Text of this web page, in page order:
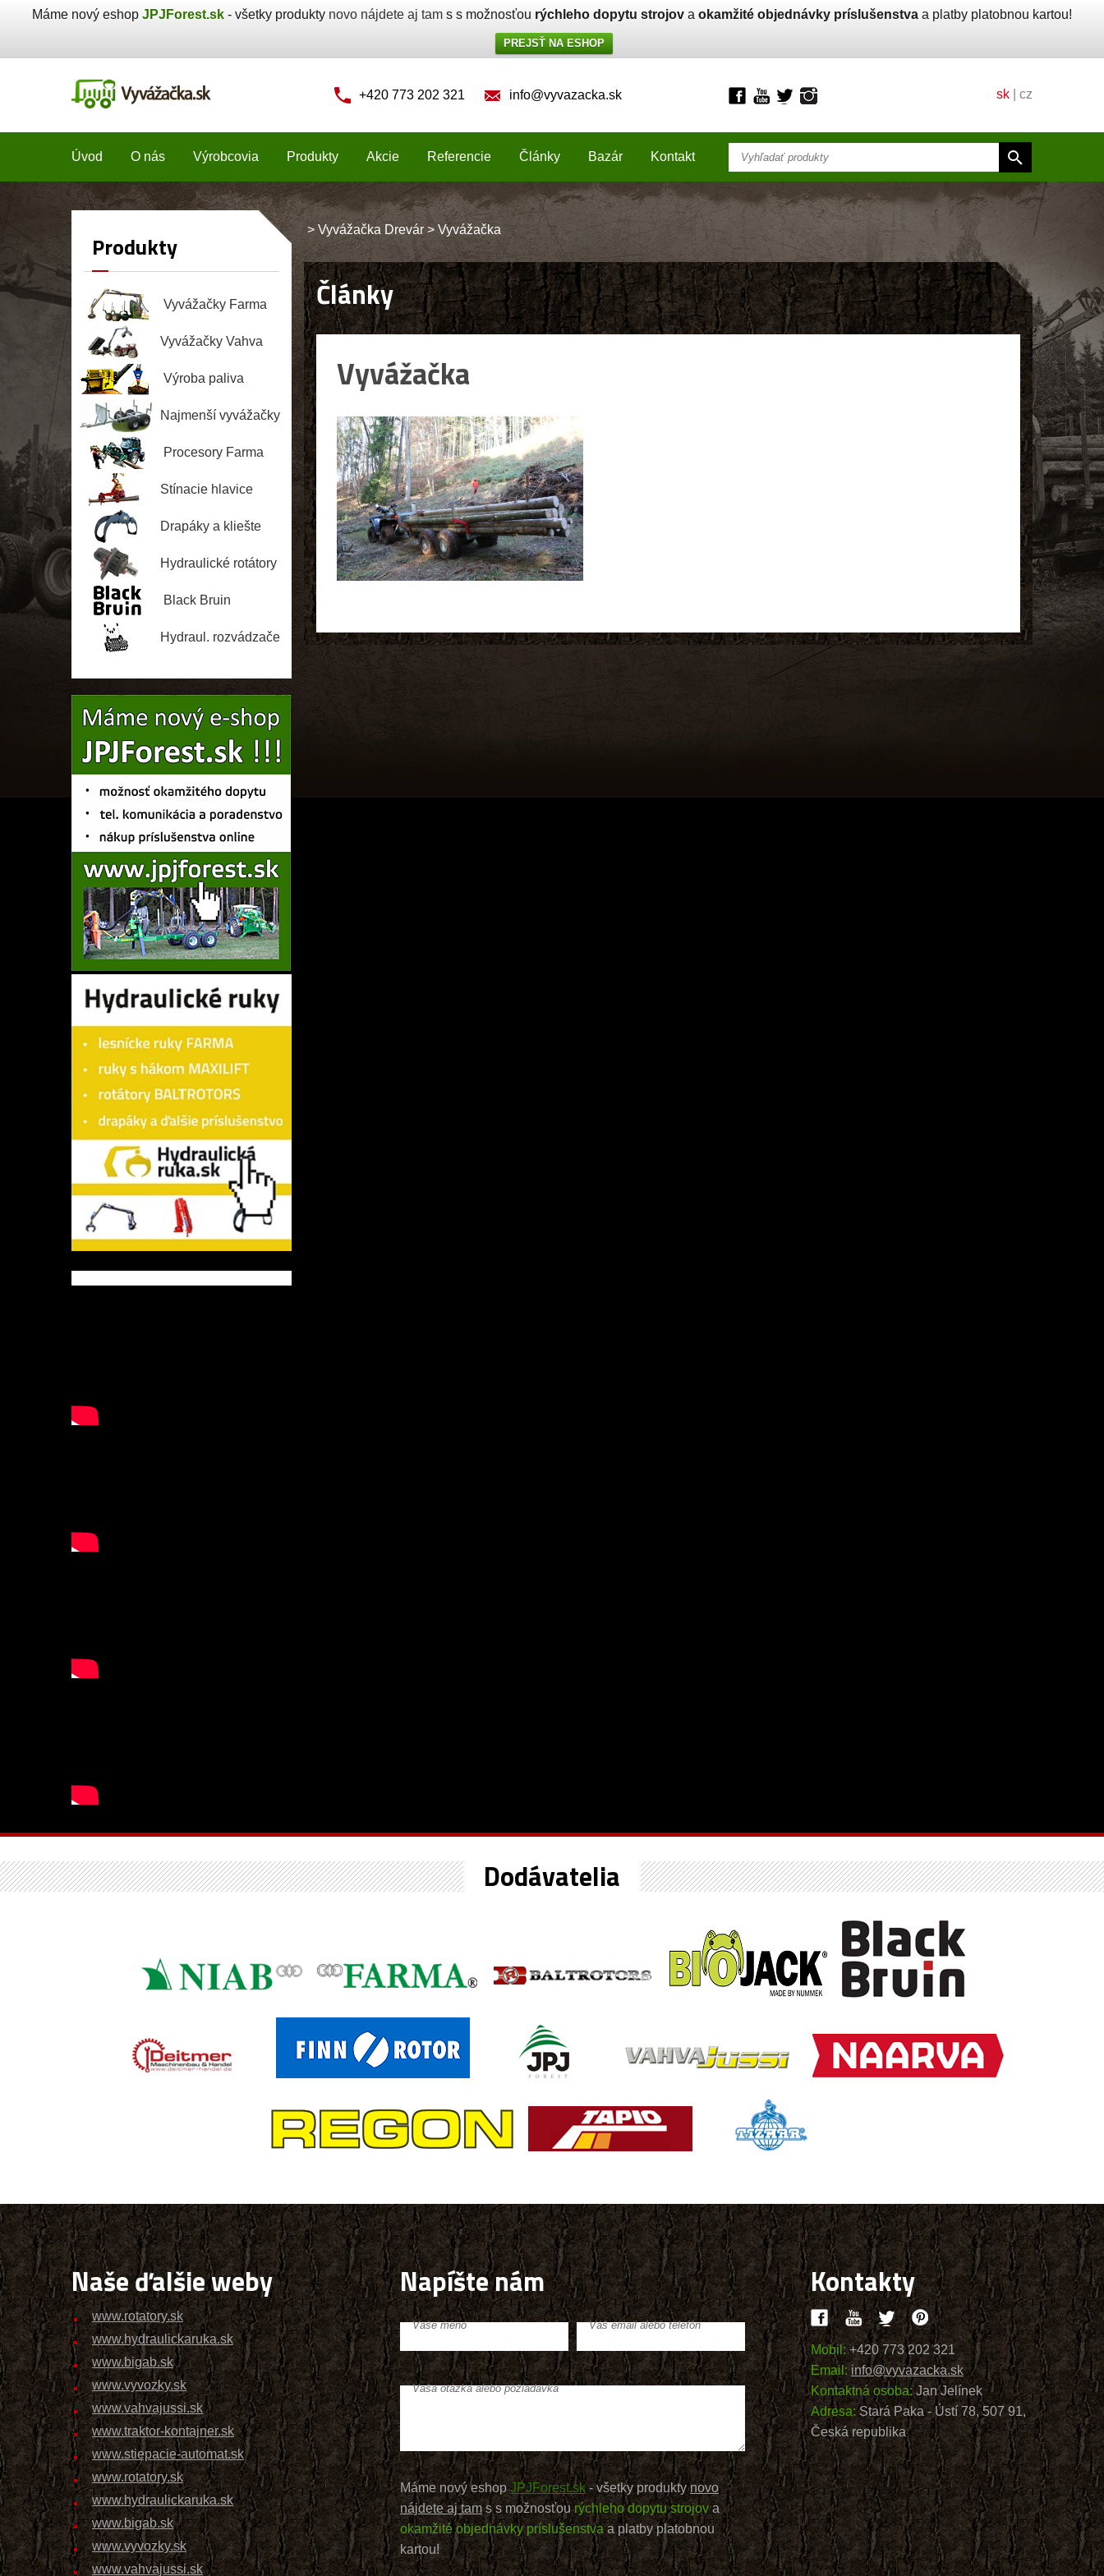
Máme nový eshop JPJForest.sk - všetky produkty novo nájdete aj tam s s možnosťou rýchleho dopytu strojov a okamžité objednávky príslušenstva a platby platobnou kartou!
PREJSŤ NA ESHOP
+420 773 202 321 info@vyvazacka.sk sk| cz
Úvod O nás Výrobcovia Produkty Akcie Referencie Články Bazár Kontakt
Produkty
Vyvážačky Farma
Vyvážačky Vahva
Jussi Výroba paliva
Najmenší vyvážačky
Procesory Farma
Stínacie hlavice
Drapáky a kliešte
Hydraulické rotátory
Black Bruin
Hydraul. rozvádzače
> Vyvážačka Drevár> Vyvážačka
Články
Vyvážačka
Dodávatelia
Naše ďalšie weby
www.rotatory.sk
www.hydraulickaruka.sk
www.bigab.sk
www.vyvozky.sk
www.vahvajussi.sk
www.traktor-kontajner.sk
www.stiepacie-automat.sk
www.rotatory.sk
www.hydraulickaruka.sk
www.bigab.sk
www.vyvozky.sk
www.vahvajussi.sk
Napíšte nám
Vaše meno Váš email alebo telefón
Vaša otázka alebo požiadavka
Máme nový eshopJPJForest.sk- všetky produktynovo
nájdete aj tams s možnosťourýchleho dopytu strojova
okamžité objednávky príslušenstvaa platby platobnou
kartou!
Kontakty
Mobil:+420 773 202 321
Email: info@vyvazacka.sk
Kontaktná osoba:Jan Jelínek
Adresa:Stará Paka - Ústí 78, 507 91,
Česká republika